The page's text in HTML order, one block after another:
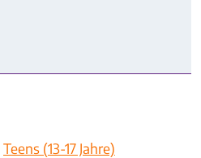
Teens (13-17 Jahre)